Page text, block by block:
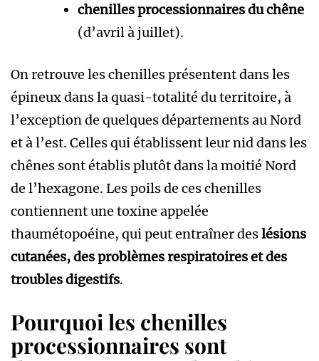
chenilles processionnaires du chêne
(d’avril à juillet).
On retrouve les chenilles présentent dans les
épineux dans la quasi-totalité du territoire, à
l’exception de quelques départements au Nord
et à l’est. Celles qui établissent leur nid dans les
chênes sont établis plutôt dans la moitié Nord
de l’hexagone. Les poils de ces chenilles
contiennent une toxine appelée
thaumétopoéine, qui peut entraîner deslésions
cutanées, des problèmes respiratoires et des
troubles digestifs.
Pourquoi les chenilles
processionnaires sont